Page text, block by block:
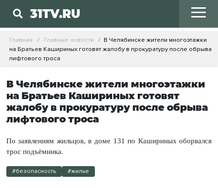
31TV.RU
Главная Главные новости
В Челябинске жители многоэтажки
на Братьев Кашириных готовят жалобу в прокуратуру после обрыва
лифтового троса
В Челябинске жители многоэтажки
на Братьев Кашириных готовят
жалобу в прокуратуру после обрыва
лифтового троса
По заявлениям жильцов, в доме 131 по Кашириных оборвался
трос подъёмника.
#безопасность #жилье